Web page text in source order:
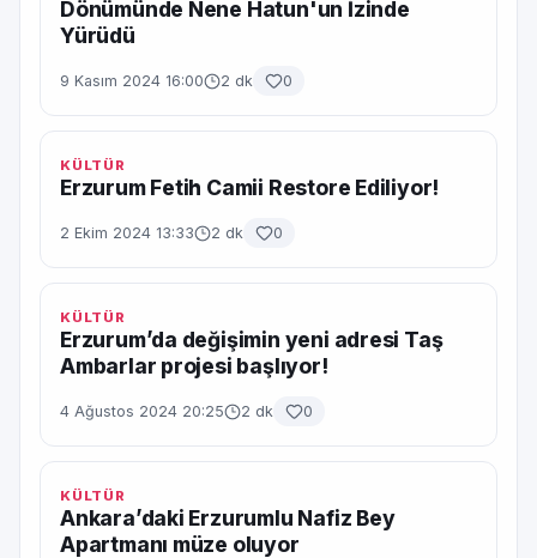
Dönümünde Nene Hatun'un İzinde
Yürüdü
9 Kasım 2024 16:00 2 dk 0
KÜLTÜR
Erzurum Fetih Camii Restore Ediliyor!
2 Ekim 2024 13:33 2 dk 0
KÜLTÜR
Erzurum’da değişimin yeni adresi Taş
Ambarlar projesi başlıyor!
4 Ağustos 2024 20:25 2 dk 0
KÜLTÜR
Ankara’daki Erzurumlu Nafiz Bey
Apartmanı müze oluyor